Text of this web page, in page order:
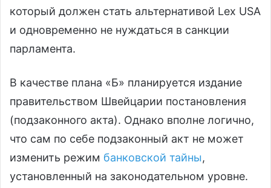
который должен стать альтернативой Lex USA
и одновременно не нуждаться в санкции
парламента.
В качестве плана «Б» планируется издание
правительством Швейцарии постановления
(подзаконного акта). Однако вполне логично,
что сам по себе подзаконный акт не может
изменить режим банковской тайны,
установленный на законодательном уровне.